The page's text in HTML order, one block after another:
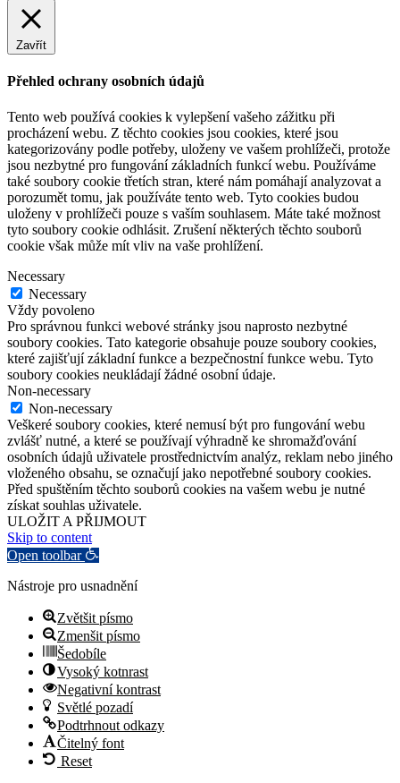
Zavřít
Přehled ochrany osobních údajů
Tento web používá cookies k vylepšení vašeho zážitku při
procházení webu. Z těchto cookies jsou cookies, které jsou
kategorizovány podle potřeby, uloženy ve vašem prohlížeči, protože
jsou nezbytné pro fungování základních funkcí webu. Používáme
také soubory cookie třetích stran, které nám pomáhají analyzovat a
porozumět tomu, jak používáte tento web. Tyto cookies budou
uloženy v prohlížeči pouze s vaším souhlasem. Máte také možnost
tyto soubory cookie odhlásit. Zrušení některých těchto souborů
cookie však může mít vliv na vaše prohlížení.
Necessary
Necessary
Vždy povoleno
Pro správnou funkci webové stránky jsou naprosto nezbytné
soubory cookies. Tato kategorie obsahuje pouze soubory cookies,
které zajišťují základní funkce a bezpečnostní funkce webu. Tyto
soubory cookies neukládají žádné osobní údaje.
Non-necessary
Non-necessary
Veškeré soubory cookies, které nemusí být pro fungování webu
zvlášť nutné, a které se používají výhradně ke shromažďování
osobních údajů uživatele prostřednictvím analýz, reklam nebo jiného
vloženého obsahu, se označují jako nepotřebné soubory cookies.
Před spuštěním těchto souborů cookies na vašem webu je nutné
získat souhlas uživatele.
ULOŽIT A PŘIJMOUT
Skip to content
Open toolbar
Nástroje pro usnadnění
Zvětšit písmo
Zmenšit písmo
Šedobíle
Vysoký kotnrast
Negativní kontrast
Světlé pozadí
Podtrhnout odkazy
Čitelný font
Reset